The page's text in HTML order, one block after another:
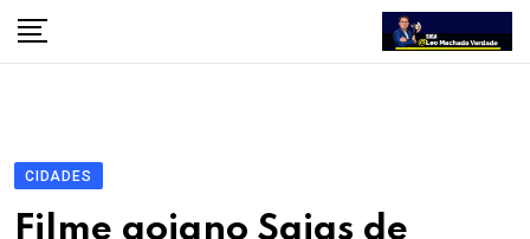
Skip
CIDADES
Filme goiano Saias de